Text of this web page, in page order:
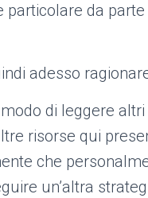
particolare da
adesso
di leggere
risorse qui
che
un’altra